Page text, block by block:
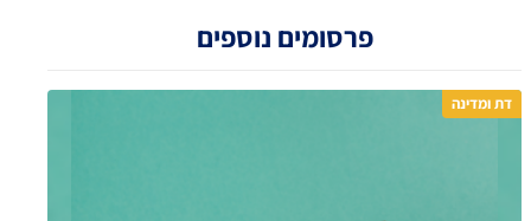
פרסומים נוספים
דת ומדינה